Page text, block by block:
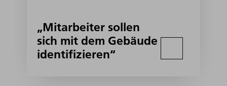
„Mitarbeiter sollen
sich mit dem Gebäude
identifizieren“